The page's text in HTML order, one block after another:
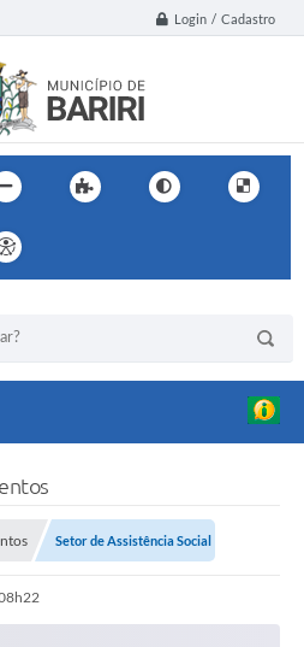
Login / Cadastro
Setor de Assistência Social